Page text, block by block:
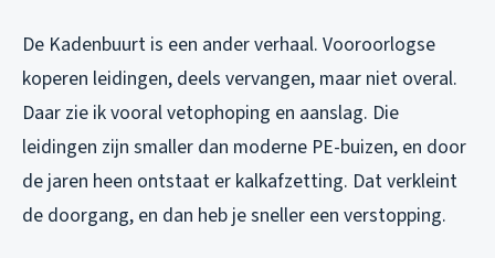
De Kadenbuurt is een ander verhaal. Vooroorlogse
koperen leidingen, deels vervangen, maar niet overal.
Daar zie ik vooral vetophoping en aanslag. Die
leidingen zijn smaller dan moderne PE-buizen, en door
de jaren heen ontstaat er kalkafzetting. Dat verkleint
de doorgang, en dan heb je sneller een verstopping.